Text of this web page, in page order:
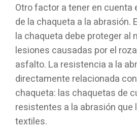
Otro factor a tener en cuenta
de la chaqueta a la abrasión.
la chaqueta debe proteger al
lesiones causadas por el
asfalto. La resistencia a la
directamente relacionada
chaqueta: las chaquetas de
resistentes a la abrasión que
textiles.